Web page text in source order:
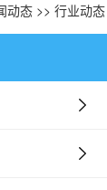
动态 >> 行业动态